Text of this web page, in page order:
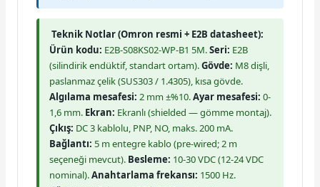
Teknik Notlar (Omron resmi + E2B datasheet):
Ürün kodu: E2B-S08KS02-WP-B1 5M.Seri: E2B
(silindirik endüktif, standart ortam).Gövde: M8 dişli,
paslanmaz çelik (SUS303 / 1.4305), kısa gövde.
Algılama mesafesi: 2 mm ±%10.Ayar mesafesi: 0-
1,6 mm. Ekran: Ekranlı (shielded — gömme montaj).
Çıkış: DC 3 kablolu, PNP, NO, maks. 200 mA.
Bağlantı: 5 m entegre kablo (pre-wired; 2 m
seçeneği mevcut). Besleme: 10-30 VDC (12-24 VDC
nominal).Anahtarlama frekansı: 1500 Hz.